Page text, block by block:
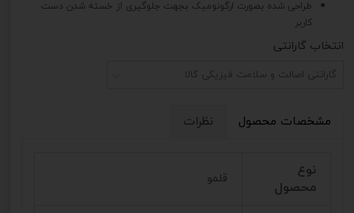
طراحی شده بصورت ارگونومیک بجهت جلوگیری از خسته شدن دست
کاربر
انتخاب گارانتی
گارانتی اصالت و سلامت فیزیکی کالا
مشخصات محصول نظرات
نوع
محصول
قلمو